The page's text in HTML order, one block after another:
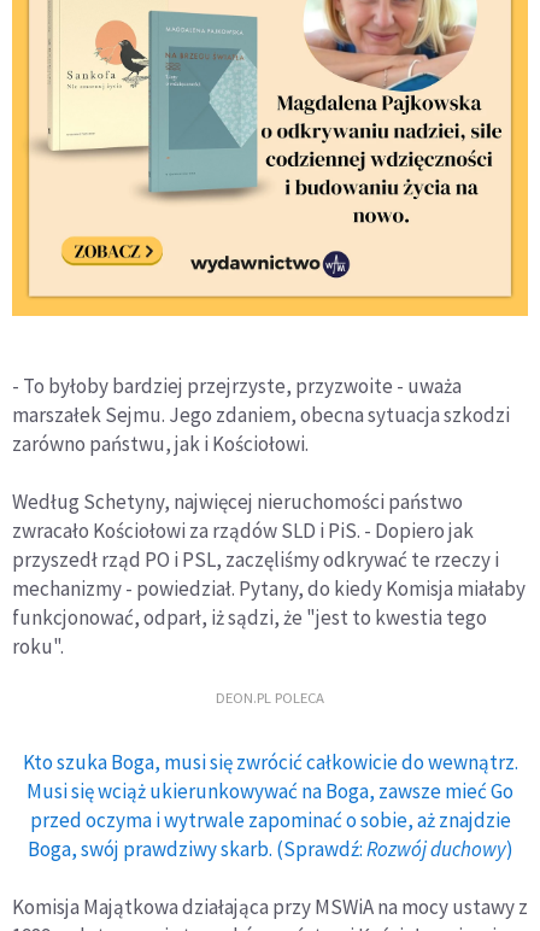
- To byłoby bardziej przejrzyste, przyzwoite - uważa
marszałek Sejmu. Jego zdaniem, obecna sytuacja szkodzi
zarówno państwu, jak i Kościołowi.
Według Schetyny, najwięcej nieruchomości państwo
zwracało Kościołowi za rządów SLD i PiS. - Dopiero jak
przyszedł rząd PO i PSL, zaczęliśmy odkrywać te rzeczy i
mechanizmy - powiedział. Pytany, do kiedy Komisja miałaby
funkcjonować, odparł, iż sądzi, że "jest to kwestia tego
roku".
DEON.PL POLECA
Kto szuka Boga, musi się zwrócić całkowicie do wewnątrz.
Musi się wciąż ukierunkowywać na Boga, zawsze mieć Go
przed oczyma i wytrwale zapominać o sobie, aż znajdzie
Boga, swój prawdziwy skarb. (Sprawdź:Rozwój duchowy)
Komisja Majątkowa działająca przy MSWiA na mocy ustawy z